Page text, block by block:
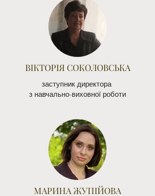
ВІКТОРІЯ СОКОЛОВСЬКА
заступник директора
з навчально-виховної роботи
МАРИНА ЖУПІЙОВА